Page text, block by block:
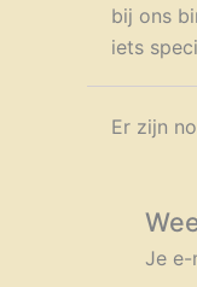
bij ons
iets
Er zijn
Je